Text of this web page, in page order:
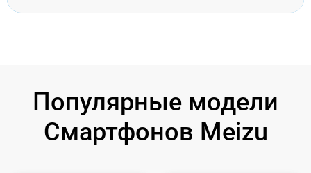
Популярные модели
Смартфонов Meizu